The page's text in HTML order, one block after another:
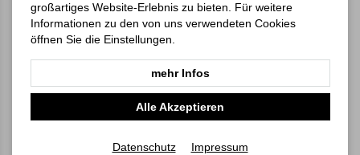
großartiges Website-Erlebnis zu bieten. Für weitere
Informationen zu den von uns verwendeten Cookies
öffnen Sie die Einstellungen.
mehr Infos
Alle Akzeptieren
Datenschutz Impressum